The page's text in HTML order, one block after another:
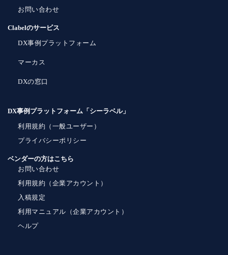
お問い合わせ
Clabelのサービス
DX事例プラットフォーム
マーカス
DXの窓口
DX事例プラットフォーム「シーラベル」
利用規約（一般ユーザー）
プライバシーポリシー
ベンダーの方はこちら
お問い合わせ
利用規約（企業アカウント）
入稿規定
利用マニュアル（企業アカウント）
ヘルプ